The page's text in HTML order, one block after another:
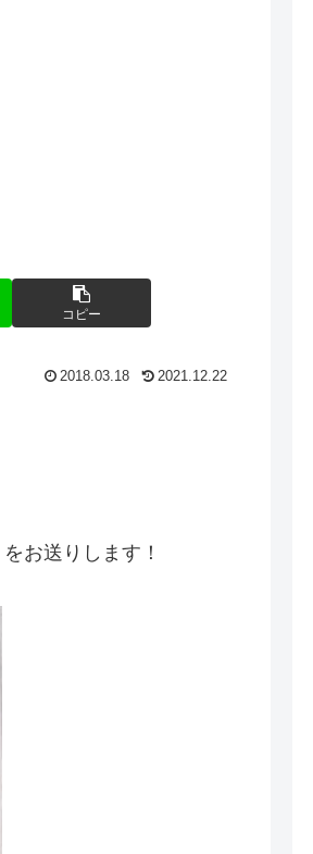
コピー
2018.03.18 2021.12.22
お送りします！